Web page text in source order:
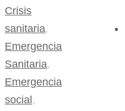
Crisis
sanitaria,
Emergencia
Sanitaria,
Emergencia
social ,